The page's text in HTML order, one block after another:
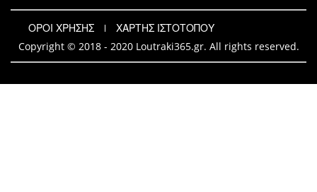
ΟΡΟΙ ΧΡΗΣΗΣ
ΧΑΡΤΗΣ ΙΣΤΟΤΟΠΟΥ
Copyright © 2018 - 2020 Loutraki365.gr. All rights reserved.